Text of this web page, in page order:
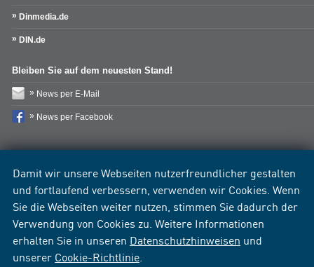
Damit wir unsere Webseiten nutzerfreundlicher gestalten
und fortlaufend verbessern, verwenden wir Cookies. Wenn
Sie die Webseiten weiter nutzen, stimmen Sie dadurch der
Verwendung von Cookies zu. Weitere Informationen
erhalten Sie in unseren Datenschutzhinweisen und
unserer Cookie-Richtlinie
Dinmedia.de
DIN.de
Bleiben Sie auf dem neuesten Stand!
News per E-Mail
News per Facebook